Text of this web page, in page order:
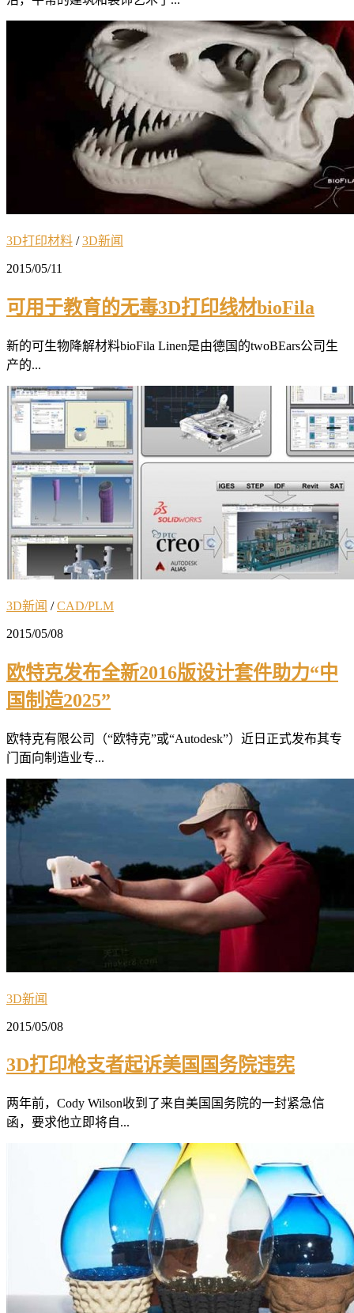
3D打印材料 /3D新闻
2015/05/11
可用于教育的无毒3D打印线材bioFila
新的可生物降解材料bioFila Linen是由德国的twoBEars公司生
产的...
3D新闻 /CAD/PLM
2015/05/08
欧特克发布全新2016版设计套件助力“中
国制造2025”
欧特克有限公司（“欧特克”或“Autodesk”）近日正式发布其专
门面向制造业专...
3D新闻
2015/05/08
3D打印枪支者起诉美国国务院违宪
两年前，Cody Wilson收到了来自美国国务院的一封紧急信
函，要求他立即将自...